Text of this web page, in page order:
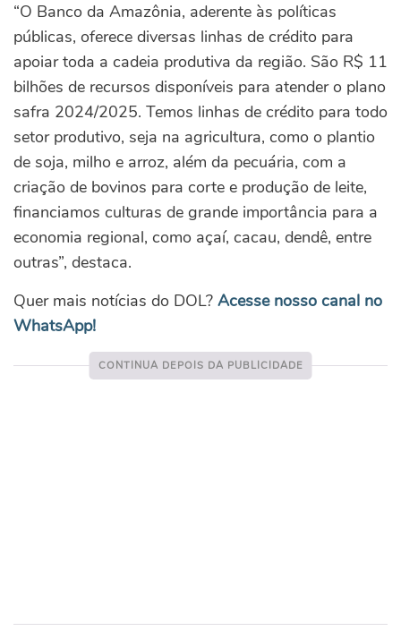
“O Banco da Amazônia, aderente às políticas
públicas, oferece diversas linhas de crédito para
apoiar toda a cadeia produtiva da região. São R$ 11
bilhões de recursos disponíveis para atender o plano
safra 2024/2025. Temos linhas de crédito para todo
setor produtivo, seja na agricultura, como o plantio
de soja, milho e arroz, além da pecuária, com a
criação de bovinos para corte e produção de leite,
financiamos culturas de grande importância para a
economia regional, como açaí, cacau, dendê, entre
outras”, destaca.
Quer mais notícias do DOL? Acesse nosso canal no
WhatsApp!